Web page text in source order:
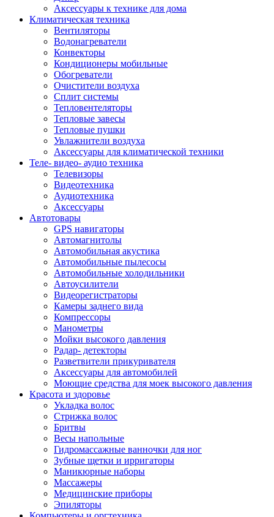
Аксессуары к технике для дома
Климатическая техника
Вентиляторы
Водонагреватели
Конвекторы
Кондиционеры мобильные
Обогреватели
Очистители воздуха
Сплит системы
Тепловентеляторы
Тепловые завесы
Тепловые пушки
Увлажнители воздуха
Аксессуары для климатической техники
Теле- видео- аудио техника
Телевизоры
Видеотехника
Аудиотехника
Аксессуары
Автотовары
GPS навигаторы
Автомагнитолы
Автомобильная акустика
Автомобильные пылесосы
Автомобильные холодильники
Автоусилители
Видеорегистраторы
Камеры заднего вида
Компрессоры
Манометры
Мойки высокого давления
Радар- детекторы
Разветвители прикуривателя
Аксессуары для автомобилей
Моющие средства для моек высокого давления
Красота и здоровье
Укладка волос
Стрижка волос
Бритвы
Весы напольные
Гидромассажные ванночки для ног
Зубные щетки и ирригаторы
Маникюрные наборы
Массажеры
Медицинские приборы
Эпиляторы